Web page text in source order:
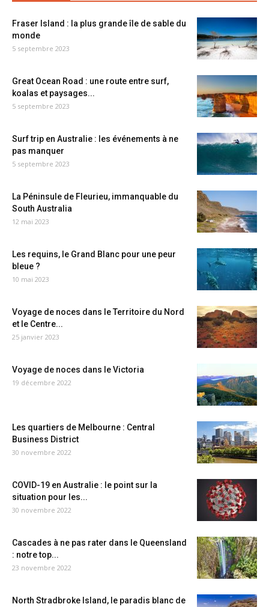
Fraser Island : la plus grande île de sable du
monde
5 septembre 2023
Great Ocean Road : une route entre surf,
koalas et paysages...
5 septembre 2023
Surf trip en Australie : les événements à ne
pas manquer
5 septembre 2023
La Péninsule de Fleurieu, immanquable du
South Australia
12 mai 2023
Les requins, le Grand Blanc pour une peur
bleue ?
10 mai 2023
Voyage de noces dans le Territoire du Nord
et le Centre...
25 janvier 2023
Voyage de noces dans le Victoria
19 décembre 2022
Les quartiers de Melbourne : Central
Business District
30 novembre 2022
COVID-19 en Australie : le point sur la
situation pour les...
30 novembre 2022
Cascades à ne pas rater dans le Queensland
: notre top...
23 novembre 2022
North Stradbroke Island, le paradis blanc de